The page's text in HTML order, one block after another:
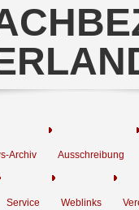
Archiv Ausschreibung
Service Weblinks